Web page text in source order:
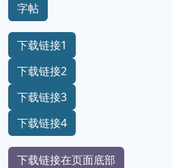
字帖
下载链接1
下载链接2
下载链接3
下载链接4
下载链接在页面底部